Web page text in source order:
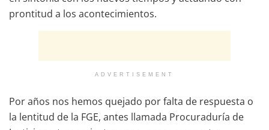
prontitud a los acontecimientos.
ADVERTISEMENT
Por años nos hemos quejado por falta de respuesta o
la lentitud de la FGE, antes llamada Procuraduría de